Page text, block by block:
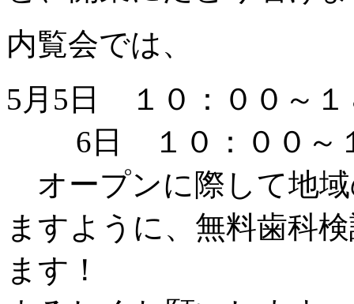
内覧会では、
5月5日 １０：００～１
6日 １０：００～
オープンに際して地
ますように、無料歯科
ます！